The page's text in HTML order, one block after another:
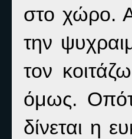
στο χώρο.
την
τον
όμως.
δίνεται η